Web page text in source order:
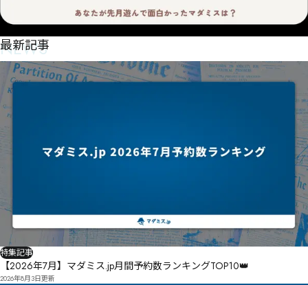
NEWS
最新記事
特集記事
【2026年7月】マダミス.jp月間予約数ランキングTOP10👑
2026年8月3日更新